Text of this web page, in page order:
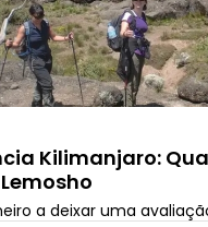
Kilimanjaro:
a deixar uma